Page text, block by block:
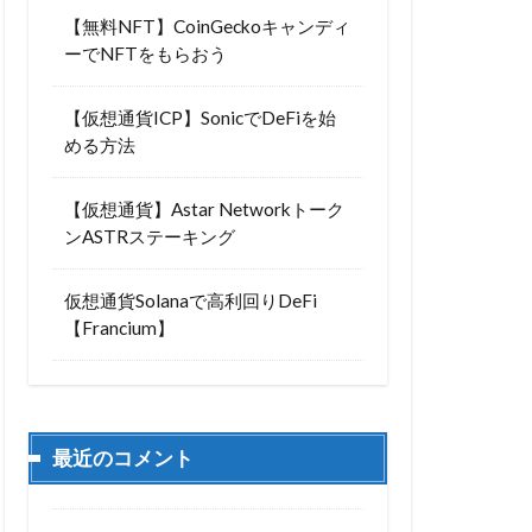
【無料NFT】CoinGeckoキャンディ
ーでNFTをもらおう
【仮想通貨ICP】SonicでDeFiを始
める方法
【仮想通貨】Astar Networkトーク
ンASTRステーキング
仮想通貨Solanaで高利回りDeFi
【Francium】
最近のコメント